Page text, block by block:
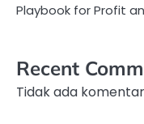
Playbook for Profit
Recent
Tidak ada